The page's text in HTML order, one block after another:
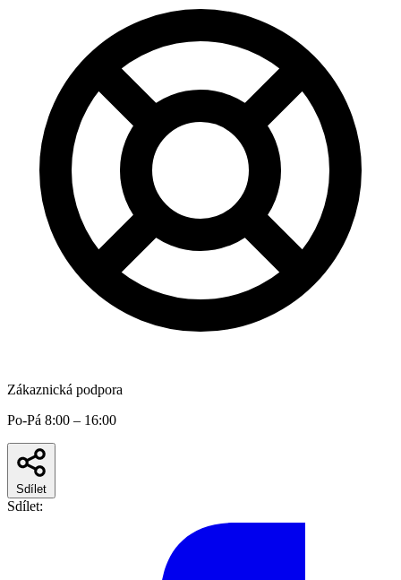
Zákaznická podpora
Po-Pá 8:00 – 16:00
Sdílet
Sdílet: